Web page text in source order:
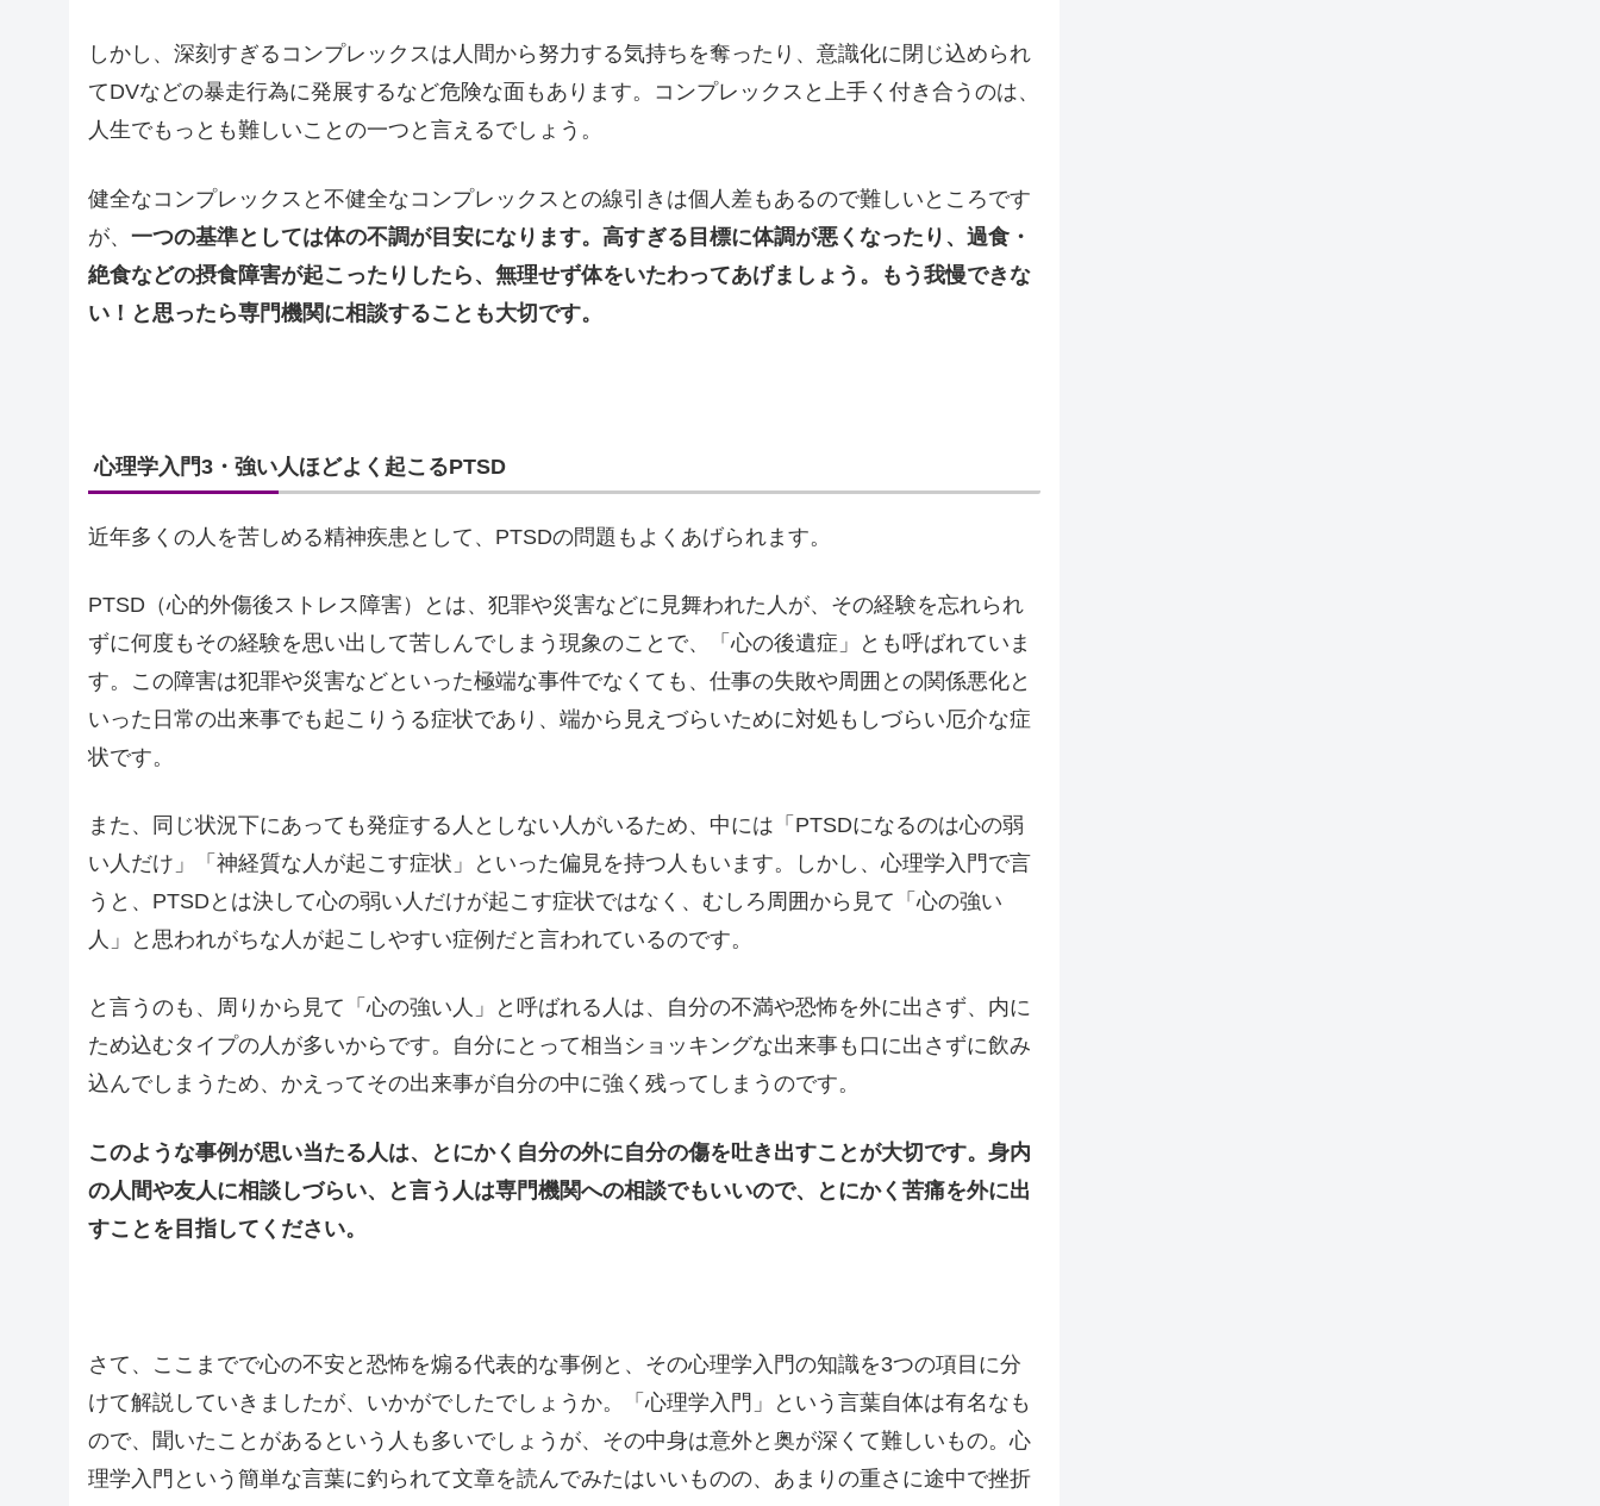
しかし、深刻すぎるコンプレックスは人間から努力する気持ちを奪ったり、意識化に閉じ込められ
てDVなどの暴走行為に発展するなど危険な面もあります。コンプレックスと上手く付き合うのは、
人生でもっとも難しいことの一つと言えるでしょう。
健全なコンプレックスと不健全なコンプレックスとの線引きは個人差もあるので難しいところです
が、 一つの基準としては体の不調が目安になります。高すぎる目標に体調が悪くなったり、過食・
絶食などの摂食障害が起こったりしたら、無理せず体をいたわってあげましょう。もう我慢できな
い！と思ったら専門機関に相談することも大切です。
心理学入門3・強い人ほどよく起こるPTSD
近年多くの人を苦しめる精神疾患として、PTSDの問題もよくあげられます。
PTSD（心的外傷後ストレス障害）とは、犯罪や災害などに見舞われた人が、その経験を忘れられ
ずに何度もその経験を思い出して苦しんでしまう現象のことで、「心の後遺症」とも呼ばれていま
す。この障害は犯罪や災害などといった極端な事件でなくても、仕事の失敗や周囲との関係悪化と
いった日常の出来事でも起こりうる症状であり、端から見えづらいために対処もしづらい厄介な症
状です。
また、同じ状況下にあっても発症する人としない人がいるため、中には「PTSDになるのは心の弱
い人だけ」「神経質な人が起こす症状」といった偏見を持つ人もいます。しかし、心理学入門で言
うと、PTSDとは決して心の弱い人だけが起こす症状ではなく、むしろ周囲から見て「心の強い
人」と思われがちな人が起こしやすい症例だと言われているのです。
と言うのも、周りから見て「心の強い人」と呼ばれる人は、自分の不満や恐怖を外に出さず、内に
ため込むタイプの人が多いからです。自分にとって相当ショッキングな出来事も口に出さずに飲み
込んでしまうため、かえってその出来事が自分の中に強く残ってしまうのです。
このような事例が思い当たる人は、とにかく自分の外に自分の傷を吐き出すことが大切です。身内
の人間や友人に相談しづらい、と言う人は専門機関への相談でもいいので、とにかく苦痛を外に出
すことを目指してください。
さて、ここまでで心の不安と恐怖を煽る代表的な事例と、その心理学入門の知識を3つの項目に分
けて解説していきましたが、いかがでしたでしょうか。「心理学入門」という言葉自体は有名なも
ので、聞いたことがあるという人も多いでしょうが、その中身は意外と奥が深くて難しいもの。心
理学入門という簡単な言葉に釣られて文章を読んでみたはいいものの、あまりの重さに途中で挫折